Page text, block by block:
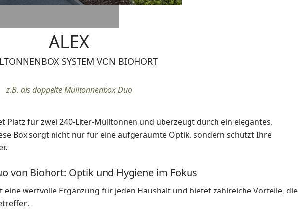
ALEX
SYSTEM VON BIOHORT
z.B. als doppelte Mülltonnenbox Duo
Platz für zwei 240-Liter-Mülltonnen und überzeugt durch ein elegantes,
Box sorgt nicht nur für eine aufgeräumte Optik, sondern schützt Ihre
von Biohort: Optik und Hygiene im Fokus
wertvolle Ergänzung für jeden Haushalt und bietet zahlreiche Vorteile, die